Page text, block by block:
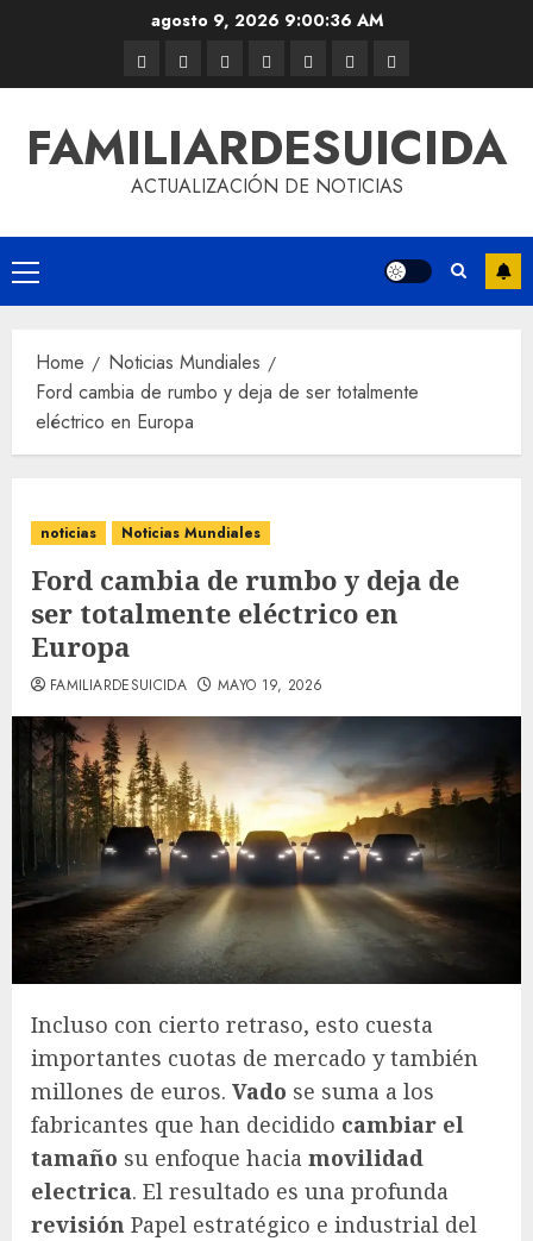
agosto 9, 2026 9:00:37 AM
FAMILIARDESUICIDA
ACTUALIZACIÓN DE NOTICIAS
Home
Noticias Mundiales
Ford cambia de rumbo y deja de ser totalmente
eléctrico en Europa
noticias Noticias Mundiales
Ford cambia de rumbo y deja de
ser totalmente eléctrico en
Europa
FAMILIARDESUICIDA MAYO 19, 2026
Incluso con cierto retraso, esto cuesta
importantes cuotas de mercado y también
millones de euros. Vado se suma a los
fabricantes que han decidido cambiar el
tamaño su enfoque hacia movilidad
electrica. El resultado es una profunda
revisión Papel estratégico e industrial del